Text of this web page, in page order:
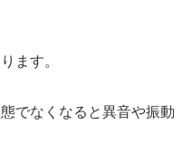
ます。
でなくなると異音や振動